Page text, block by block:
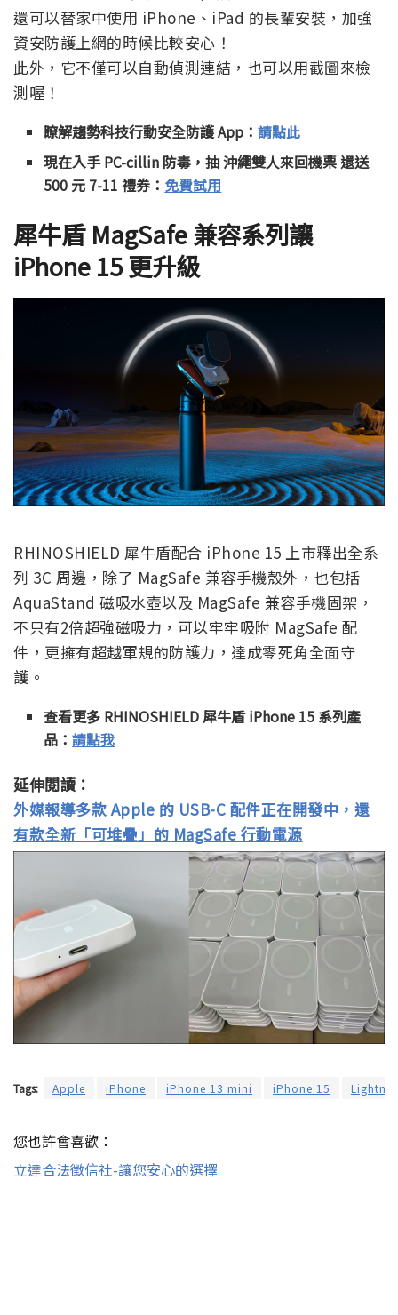
還可以替家中使用 iPhone、iPad 的長輩安裝，加強
資安防護上網的時候比較安心！
此外，它不僅可以自動偵測連結，也可以用截圖來檢
測喔！
瞭解趨勢科技行動安全防護 App：請點此
現在入手 PC-cillin 防毒，抽 沖繩雙人來回機票 還送
500 元 7-11 禮券： 免費試用
犀牛盾 MagSafe 兼容系列讓
iPhone 15 更升級
RHINOSHIELD 犀牛盾配合 iPhone 15 上市釋出全系
列 3C 周邊，除了 MagSafe 兼容手機殼外，也包括
AquaStand 磁吸水壺以及 MagSafe 兼容手機固架，
不只有2倍超強磁吸力，可以牢牢吸附 MagSafe 配
件，更擁有超越軍規的防護力，達成零死角全面守
護。
查看更多 RHINOSHIELD 犀牛盾 iPhone 15 系列產
品：請點我
延伸閱讀：
外媒報導多款 Apple 的 USB-C 配件正在開發中，還
有款全新「可堆疊」的 MagSafe 行動電源
Tags: Apple iPhone iPhone 13 mini iPhone 15
您也許會喜歡：
立達合法徵信社-讓您安心的選擇